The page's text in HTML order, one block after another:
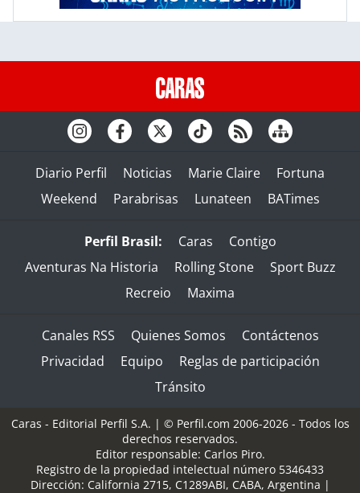
Diario Perfil Noticias Marie Claire
Fortuna
Weekend
Parabrisas Lunateen BATimes
Perfil Brasil: Caras
Contigo
Aventuras Na Historia
Rolling Stone
Sport Buzz
Recreio
Maxima
Canales RSS Quienes Somos
Contáctenos
Privacidad
Equipo
Reglas de participación
Tránsito
Caras - Editorial Perfil S.A. | © Perfil.com 2006-2026 - Todos los
derechos reservados.
Editor responsable: Carlos Piro.
Registro de la propiedad intelectual número 5346433
Dirección: California 2715, C1289ABI, CABA, Argentina |